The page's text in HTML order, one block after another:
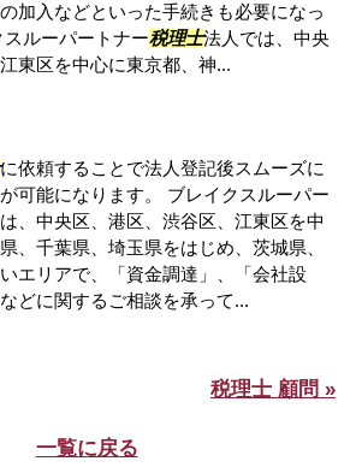
加入などといった手続きも必要になっ
ルーパートナー税理士法人では、中央
東区を中心に東京都、神...
に依頼することで法人登記後スムーズに
可能になります。 ブレイクスルーパー
、中央区、港区、渋谷区、江東区を中
、千葉県、埼玉県をはじめ、茨城県、
エリアで、「資金調達」、「会社設
どに関するご相談を承って...
税理士 顧問 »
一覧に戻る